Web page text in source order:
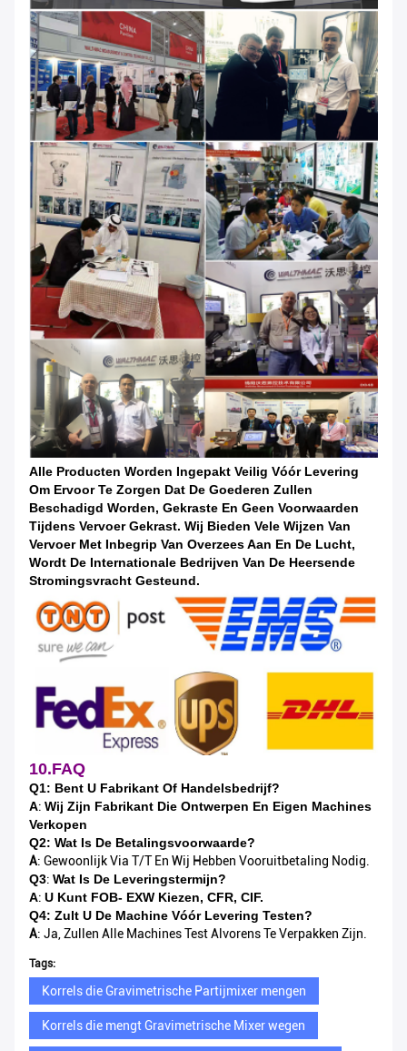
Alle Producten Worden Ingepakt Veilig Vóór Levering
Om Ervoor Te Zorgen Dat De Goederen Zullen
Beschadigd Worden, Gekraste En Geen Voorwaarden
Tijdens Vervoer Gekrast. Wij Bieden Vele Wijzen Van
Vervoer Met Inbegrip Van Overzees Aan En De Lucht,
Wordt De Internationale Bedrijven Van De Heersende
Stromingsvracht Gesteund.
10.FAQ
Q1: Bent U Fabrikant Of Handelsbedrijf?
A: Wij Zijn Fabrikant Die Ontwerpen En Eigen Machines
Verkopen
Q2: Wat Is De Betalingsvoorwaarde?
A: Gewoonlijk Via T/T En Wij Hebben Vooruitbetaling Nodig.
Q3: Wat Is De Leveringstermijn?
A: U Kunt FOB- EXW Kiezen, CFR, CIF.
Q4: Zult U De Machine Vóór Levering Testen?
A: Ja, Zullen Alle Machines Test Alvorens Te Verpakken Zijn.
Tags:
Korrels die Gravimetrische Partijmixer mengen
Korrels die mengt Gravimetrische Mixer wegen